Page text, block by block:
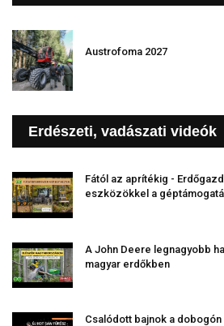
Austrofoma 2027
Erdészeti, vadászati videók
Fától az aprítékig -
eszközökkel a
A John Deere legnagyobb
magyar erdőkben
Csalódott bajnok a